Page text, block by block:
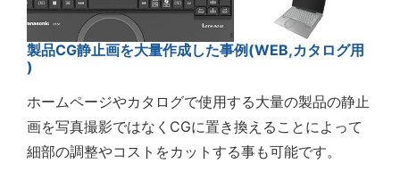
製品CG静止画を大量作成した事例(WEB,カタログ用
)
ホームページやカタログで使用する大量の製品の静止
画を写真撮影ではなくCGに置き換えることによって
細部の調整やコストをカットする事も可能です。